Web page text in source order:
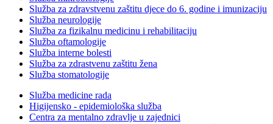
Služba za zdravstvenu zaštitu djece do 6. godine i imunizaciju
Služba neurologije
Služba za fizikalnu medicinu i rehabilitaciju
Služba oftamologije
Služba interne bolesti
Služba za zdrastvenu zaštitu žena
Služba stomatologije
Služba medicine rada
Higijensko - epidemiološka služba
Centra za mentalno zdravlje u zajednici